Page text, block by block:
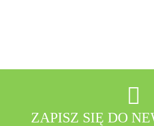
AB -
ZAPISZ SIĘ DO